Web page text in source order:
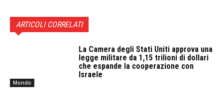
ARTICOLI CORRELATI
Mondo
La Camera degli Stati Uniti approva una
legge militare da 1,15 trilioni di dollari
che espande la cooperazione con
Israele